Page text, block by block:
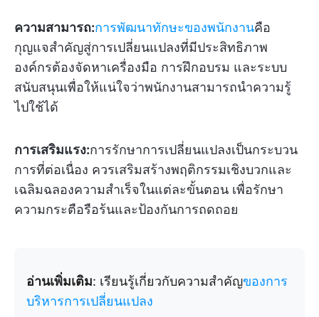
ความสามารถ:การพัฒนาทักษะของพนักงานคือ
กุญแจสำคัญสู่การเปลี่ยนแปลงที่มีประสิทธิภาพ
องค์กรต้องจัดหาเครื่องมือ การฝึกอบรม และระบบ
สนับสนุนเพื่อให้แน่ใจว่าพนักงานสามารถนำความรู้
ไปใช้ได้
การเสริมแรง:การรักษาการเปลี่ยนแปลงเป็นกระบวน
การที่ต่อเนื่อง ควรเสริมสร้างพฤติกรรมเชิงบวกและ
เฉลิมฉลองความสำเร็จในแต่ละขั้นตอน เพื่อรักษา
ความกระตือรือร้นและป้องกันการถดถอย
อ่านเพิ่มเติม: เรียนรู้เกี่ยวกับความสำคัญของการ
บริหารการเปลี่ยนแปลง